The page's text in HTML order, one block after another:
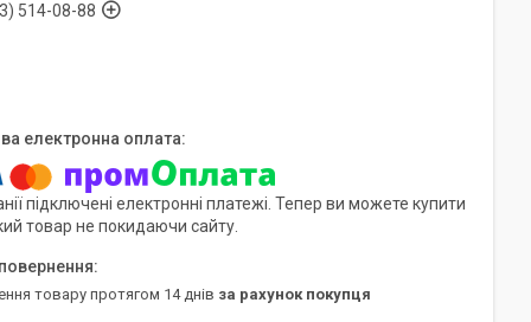
514-08-88
підключені електронні платежі. Тепер ви можете купити
товар не покидаючи сайту.
товару протягом 14 днів за рахунок покупця